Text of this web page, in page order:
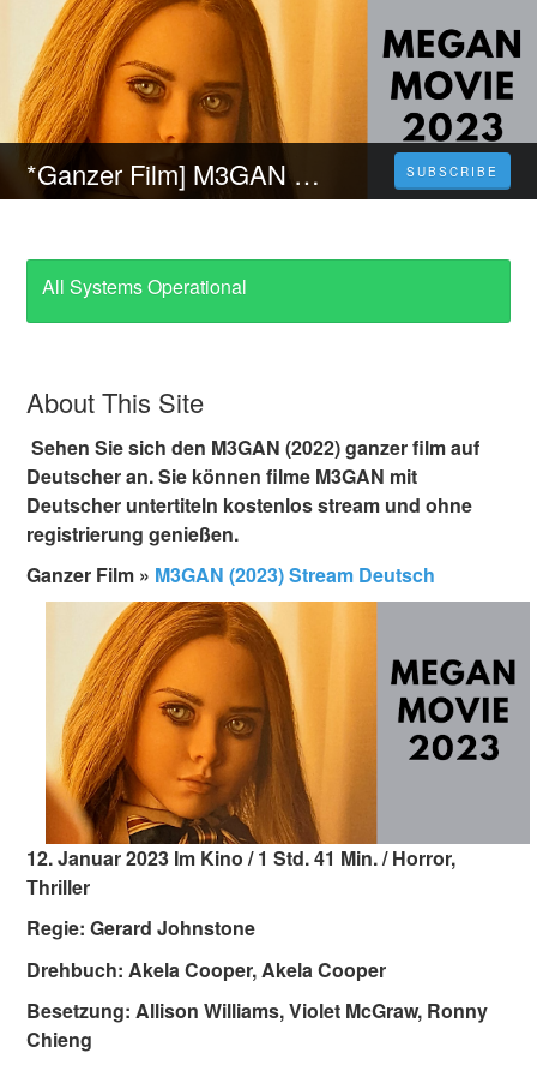
*Ganzer Film] M3GAN (2023) - Stream HD Filme Deutsch Kostenlos SUBSCRIBE
All Systems Operational
About This Site
Sehen Sie sich den M3GAN (2022) ganzer film auf
Deutscher an. Sie können filme M3GAN mit
Deutscher untertiteln kostenlos stream und ohne
registrierung genießen.
Ganzer Film » M3GAN (2023) Stream Deutsch
12. Januar 2023 Im Kino / 1 Std. 41 Min. / Horror,
Thriller
Regie: Gerard Johnstone
Drehbuch: Akela Cooper, Akela Cooper
Besetzung: Allison Williams, Violet McGraw, Ronny
Chieng